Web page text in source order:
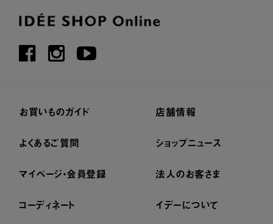
お買いものガイド
よくあるご質問
マイページ・会員登録
コーディネート
店舗情報
ショップニュース
法人のお客さま
イデーについて